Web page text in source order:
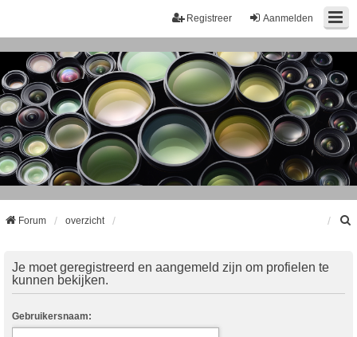
Aanmelden
Registreer
Forum overzicht
Je moet geregistreerd en aangemeld zijn om profielen te
kunnen bekijken.
Gebruikersnaam: